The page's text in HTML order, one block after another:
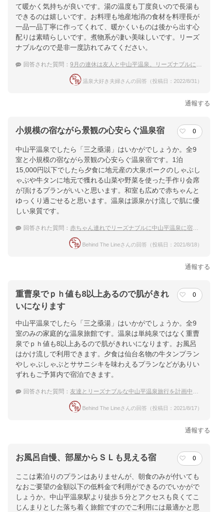
て暖かく気持ちが良いです。湯の温度も丁度良いので長湯も
できるのは嬉しいです。お料理も地産地消の食材を料理長が
一品一品丁寧に作ってくれて、暖かくいものは後から出す心
配りは素晴らしいです。煮物系が凄い美味しいです。リーズ
ナブルなので是非一度訪れてみてください。
回答された質問： 9月の連休は友人と中山平温泉。リーズナブルに泊まれるおすすめの宿を教えて！
温泉大好き夫婦さんの回答（投稿日：2022/8/31）
通報する
小規模の宿ながら景観の心安らぐ温泉宿 0
中山平温泉でしたら「三之亟湯」はいかがでしょうか。全9
室と小規模の宿ながら景観の心安らぐ温泉宿です。1泊
15,000円以下でしたら夕食に地元産の大泉ポークのしゃぶし
ゃぶや牛タンに地元で獲れる山菜や野菜を使った手作り会席
が頂けるプランがいいと思います。和室も広めで赤ちゃんと
ゆっくり過ごせると思います。温泉は源泉かけ流しで肌に優
しい泉質です。
回答された質問： 赤ちゃん連れでリーズナブルに中山平温泉に宿泊したい
Behind The Lineさんの回答（投稿日：2021/8/18）
通報する
重曹泉でｐｈ値も8以上あるので肌がきれ
いになります
0
中山平温泉でしたら「三之亟湯」はいかがでしょうか。全9
室のみの家庭的な温泉旅館です。温泉は単純泉ではなく重曹
泉でｐｈ値も8以上あるので肌がきれいになります。お風呂
はかけ流しで利用できます。夕食は仙台名物の牛タンプラン
やしゃぶしゃぶとササニシキを味わえるプランなどがありい
ずれもご予算内で宿泊できます。
回答された質問： 友達とリーズナブルな中山平温泉旅行を計画中です
Behind The Lineさんの回答（投稿日：2021/8/17）
通報する
お風呂自慢、部屋からＳＬも見える宿 0
ここは素泊りのプランはありませんが、朝食のみが付いても
なおご要望の金額以下の低料金で利用ができるのでいかがで
しょうか。中山平温泉駅より徒歩５分とアクセスも良くてこ
じんまりとした落ち着く旅館ですのでご利用には最適かと思